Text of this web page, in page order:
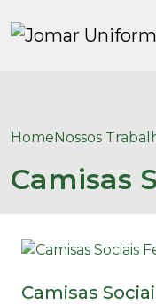
HomeNossos
Camisas
Camisas